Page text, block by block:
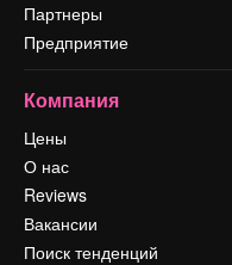
Партнеры
Предприятие
Компания
Цены
О нас
Reviews
Вакансии
Поиск тенденций